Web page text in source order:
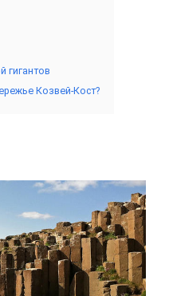
гигантов
Козвей-Кост?